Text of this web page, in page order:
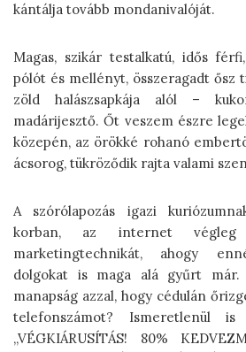
kántálja tovább mondanivalóját.
Magas, szikár testalkatú, idős
pólót és mellényt, összeragadt
zöld halászsapkája alól –
madárijesztő. Őt veszem észre
közepén, az örökké rohanó
ácsorog, tükröződik rajta valami
A szórólapozás igazi
korban, az internet
marketingtechnikát, ahogy
dolgokat is maga alá gyűrt már.
manapság azzal, hogy cédulán
telefonszámot? Ismeretlenül
„VÉGKIÁRUSÍTÁS! 80%